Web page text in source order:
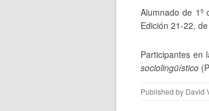
Alumnado de 1º
Edición 21-22,
Participantes en
sociolingüístico
Published by David